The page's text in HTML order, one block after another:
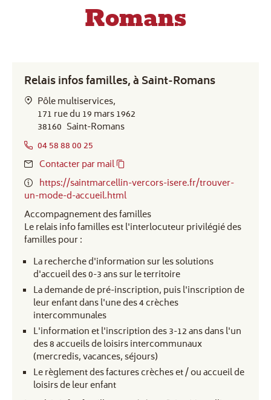
Romans
Relais infos familles, à Saint-Romans
Pôle multiservices,
171 rue du 19 mars 1962
38160 Saint-Romans
04 58 88 00 25
Contacter par mail
https://saintmarcellin-vercors-isere.fr/trouver-
un-mode-d-accueil.html
Accompagnement des familles
Le relais info familles est l'interlocuteur privilégié des
familles pour :
La recherche d'information sur les solutions
d'accueil des 0-3 ans sur le territoire
La demande de pré-inscription, puis l'inscription de
leur enfant dans l'une des 4 crèches
intercommunales
L'information et l'inscription des 3-12 ans dans l'un
des 8 accueils de loisirs intercommunaux
(mercredis, vacances, séjours)
Le règlement des factures crèches et / ou accueil de
loisirs de leur enfant